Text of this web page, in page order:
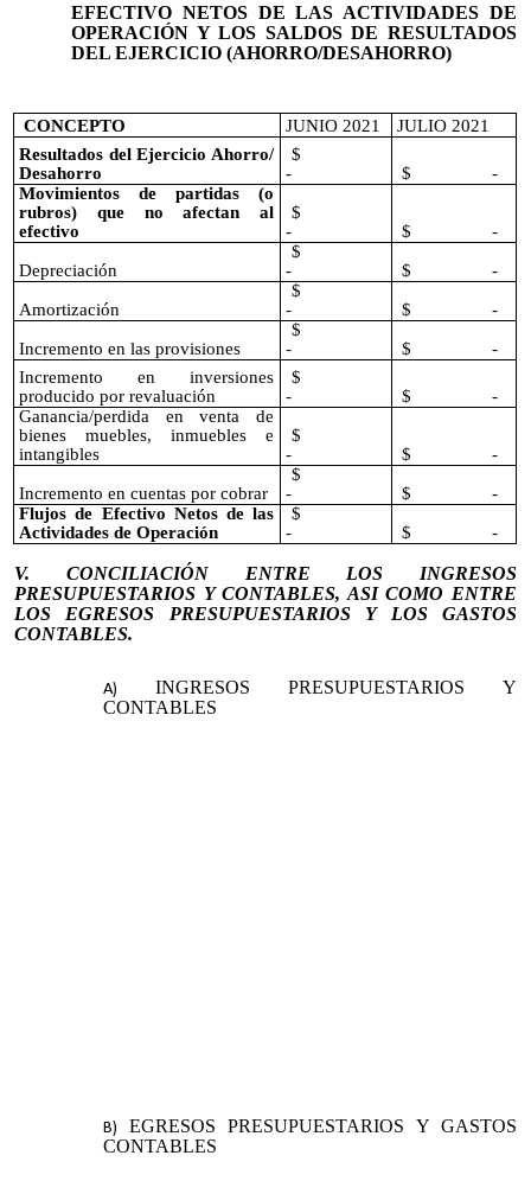
EFECTIVO NETOS DE LAS ACTIVIDADES DE
OPERACIÓN Y LOS SALDOS DE RESULTADOS
DEL EJERCICIO (AHORRO/DESAHORRO)
CONCEPTO JUNIO 2021
JULIO 2021
Resultados del Ejercicio Ahorro/
Desahorro
$
-
$ -
Movimientos de partidas (o
rubros) que no afectan al
efectivo
$
-
$ -
Depreciación
$
-
$ -
Amortización
$
-
$ -
Incremento en las provisiones
$
-
$ -
Incremento en inversiones
producido por revaluación
$
-
$ -
Ganancia/perdida en venta de
bienes muebles, inmuebles e
intangibles
$
-
$ -
Incremento en cuentas por cobrar
$
-
$ -
Flujos de Efectivo Netos de las
Actividades de Operación
$
-
$ -
V. CONCILIACIÓN ENTRE LOS INGRESOS
PRESUPUESTARIOS Y CONTABLES, ASI COMO ENTRE
LOS EGRESOS PRESUPUESTARIOS Y LOS GASTOS
CONTABLES.
INGRESOS PRESUPUESTARIOS Y
CONTABLES
EGRESOS PRESUPUESTARIOS Y GASTOS
CONTABLES